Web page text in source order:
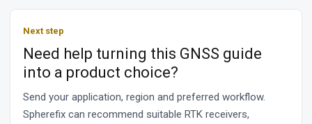
Next step
Need help turning this GNSS guide
into a product choice?
Send your application, region and preferred workflow.
Spherefix can recommend suitable RTK receivers,